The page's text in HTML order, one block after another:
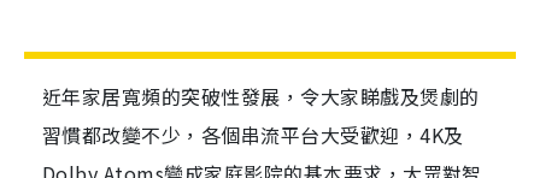
近年家居寬頻的突破性發展，令大家睇戲及煲劇的
習慣都改變不少，各個串流平台大受歡迎，4K及